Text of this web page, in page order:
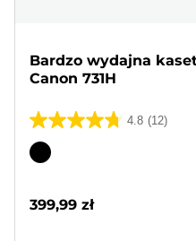
Bardzo wydajna
Canon 731H
4.8 (12)
4.8
na
12
Wkład
399,99 zł